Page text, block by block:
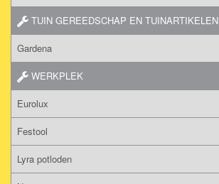
TUIN GEREEDSCHAP EN TUINARTIKELEN
Gardena
WERKPLEK
Eurolux
Festool
Lyra potloden